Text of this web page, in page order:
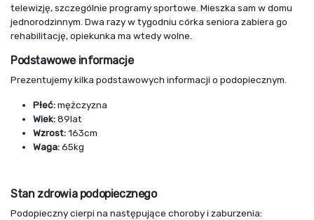
telewizję, szczególnie programy sportowe. Mieszka sam w domu
jednorodzinnym. Dwa razy w tygodniu córka seniora zabiera go
rehabilitację, opiekunka ma wtedy wolne.
Podstawowe informacje
Prezentujemy kilka podstawowych informacji o podopiecznym.
Płeć:mężczyzna
Wiek:89lat
Wzrost:163cm
Waga:65kg
Stan zdrowia podopiecznego
Podopieczny cierpi na następujące choroby i zaburzenia: